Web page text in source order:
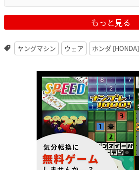
もっと見る
ヤングマシン ウェア ホンダ [HONDA]